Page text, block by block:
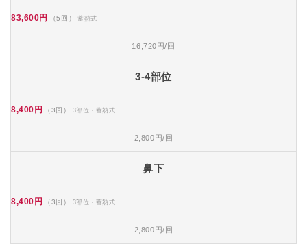
83,600円 （5回） 蓄熱式
16,720円/回
3-4部位
8,400円 （3回） 3部位・蓄熱式
2,800円/回
鼻下
8,400円 （3回） 3部位・蓄熱式
2,800円/回